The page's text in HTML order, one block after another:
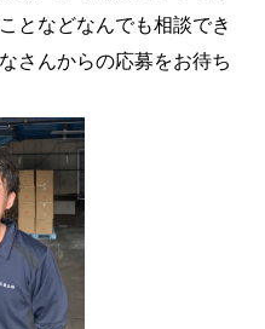
となどなんでも相談でき
さんからの応募をお待ち